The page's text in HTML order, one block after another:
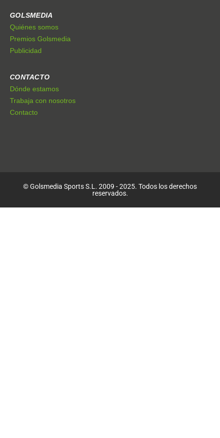
GOLSMEDIA
Quiénes somos
Premios Golsmedia
Publicidad
CONTACTO
Dónde estamos
Trabaja con nosotros
Contacto
© Golsmedia Sports S.L. 2009 - 2025. Todos los derechos
reservados.